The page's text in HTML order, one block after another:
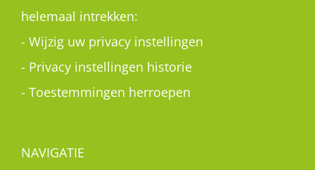
helemaal intrekken:
- Wijzig uw privacy instellingen
- Privacy instellingen historie
- Toestemmingen herroepen
NAVIGATIE